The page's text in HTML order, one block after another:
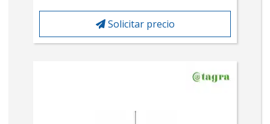
Solicitar precio